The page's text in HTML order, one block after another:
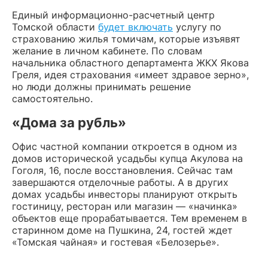
Единый информационно-расчетный центр
Томской области будет включать услугу по
страхованию жилья томичам, которые изъявят
желание в личном кабинете. По словам
начальника областного департамента ЖКХ Якова
Греля, идея страхования «имеет здравое зерно»,
но люди должны принимать решение
самостоятельно.
«Дома за рубль»
Офис частной компании откроется в одном из
домов исторической усадьбы купца Акулова на
Гоголя, 16, после восстановления. Сейчас там
завершаются отделочные работы. А в других
домах усадьбы инвесторы планируют открыть
гостиницу, ресторан или магазин — «начинка»
объектов еще прорабатывается. Тем временем в
старинном доме на Пушкина, 24, гостей ждет
«Томская чайная» и гостевая «Белозерье».